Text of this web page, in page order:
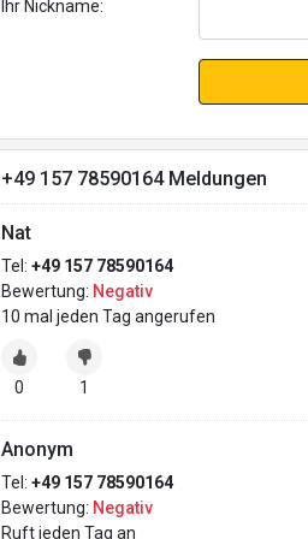
Ihr Nickname:
+49 157 78590164 Meldungen
Nat
Tel: +49 157 78590164
Bewertung: Negativ
10 mal jeden Tag angerufen
0 1
Anonym
Tel: +49 157 78590164
Bewertung: Negativ
Ruft jeden Tag an